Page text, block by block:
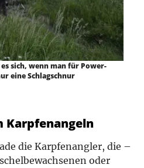
sich, wenn man für Power-
eine Schlagschnur
Karpfenangeln
die Karpfenangler, die –
oder